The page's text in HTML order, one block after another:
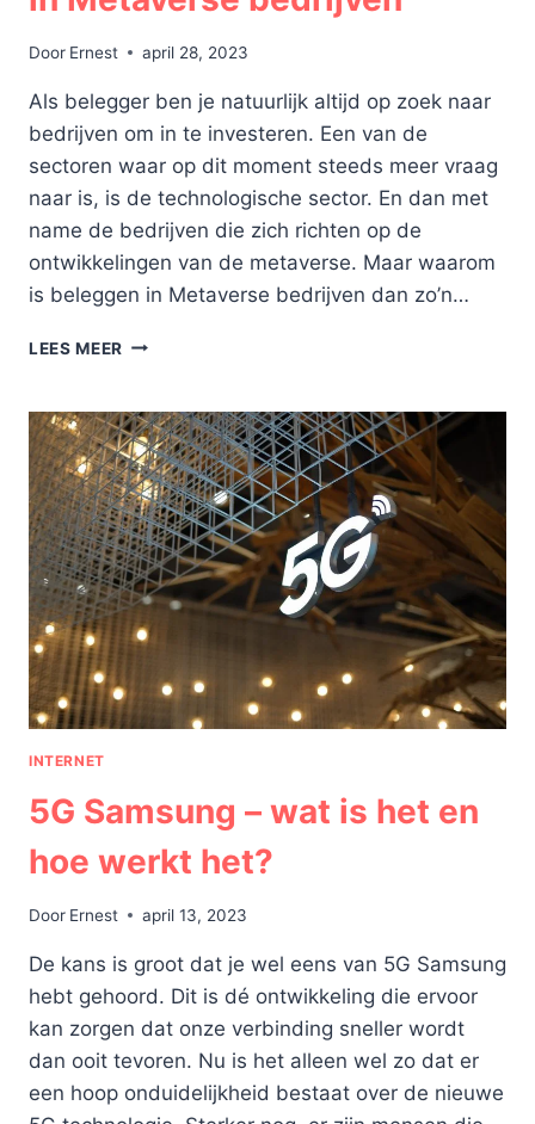
Door Ernest april 28, 2023
Als belegger ben je natuurlijk altijd op zoek naar
bedrijven om in te investeren. Een van de
sectoren waar op dit moment steeds meer vraag
naar is, is de technologische sector. En dan met
name de bedrijven die zich richten op de
ontwikkelingen van de metaverse. Maar waarom
is beleggen in Metaverse bedrijven dan zo’n…
LEES MEER DÉ
TE
INVESTEREN
IN
METAVERSE
BEDRIJVEN
INTERNET
5G Samsung – wat is het en
hoe werkt het?
Door Ernest april 13, 2023
De kans is groot dat je wel eens van 5G Samsung
hebt gehoord. Dit is dé ontwikkeling die ervoor
kan zorgen dat onze verbinding sneller wordt
dan ooit tevoren. Nu is het alleen wel zo dat er
een hoop onduidelijkheid bestaat over de nieuwe